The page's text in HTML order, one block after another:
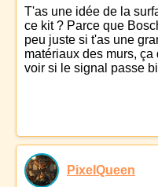
T'as une idée de la
ce kit ? Parce que
peu juste si t'as une
matériaux des murs,
voir si le signal passe
PixelQueen